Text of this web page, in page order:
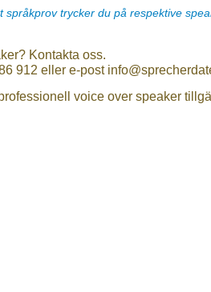
språkprov trycker du på respektive
Kontakta oss.
912 eller e-post
voice over speaker